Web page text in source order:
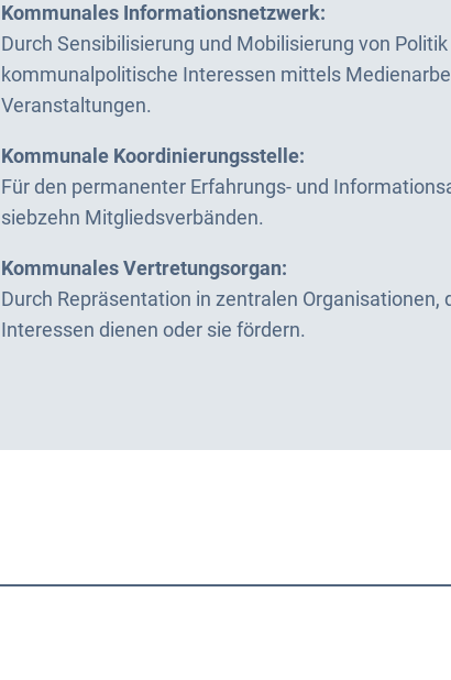
Kommunales Informationsnetzwerk:
Durch Sensibilisierung und Mobilisierung von
kommunalpolitische Interessen mittels
Veranstaltungen.
Kommunale Koordinierungsstelle:
Für den permanenter Erfahrungs- und
siebzehn Mitgliedsverbänden.
Kommunales Vertretungsorgan:
Durch Repräsentation in zentralen Organisationen,
Interessen dienen oder sie fördern.